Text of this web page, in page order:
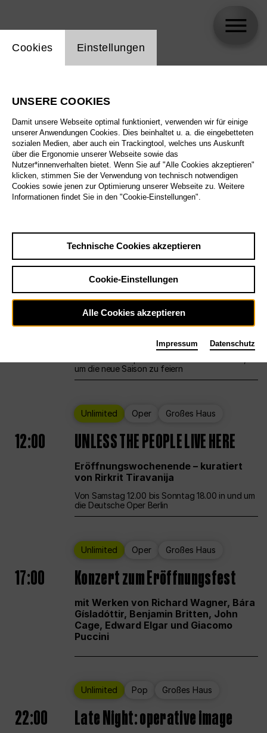
Alle Sparten
Alle Spielstätten
Alle Merkmale
Sa29.8.
Großes Haus
12:00 Eröffnungswochenende
um die neue Saison zu feiern
Unlimited Oper Großes Haus
12:00 UNLESS THE PEOPLE LIVE HERE
Eröffnungswochenende – kuratiert
von Rirkrit Tiravanija
Von Samstag 12.00 bis Sonntag 18.00 in und um
die Deutsche Oper Berlin
Unlimited Oper Großes Haus
17:00 Konzert zum Eröffnungsfest
mit Werken von Richard Wagner, Bára
Gísladóttir, Benjamin Britten, John
Cage, Edward Elgar und Giacomo
Puccini
Unlimited Pop Großes Haus
22:00 Late Night: operative image
Einstellung Website Cookie
Cookies Einstellungen
UNSERE COOKIES
Damit unsere Webseite optimal funktioniert, verwenden wir für einige
unserer Anwendungen Cookies. Dies beinhaltet u. a. die eingebetteten
sozialen Medien, aber auch ein Trackingtool, welches uns Auskunft
über die Ergonomie unserer Webseite sowie das
Nutzer*innenverhalten bietet. Wenn Sie auf "Alle Cookies akzeptieren"
klicken, stimmen Sie der Verwendung von technisch notwendigen
Cookies sowie jenen zur Optimierung unserer Webseite zu. Weitere
Informationen findet Sie in den "Cookie-Einstellungen".
Technische Cookies akzeptieren
Cookie-Einstellungen
Alle Cookies akzeptieren
Impressum Datenschutz